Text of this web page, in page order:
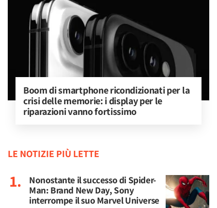
Boom di smartphone ricondizionati per la
crisi delle memorie: i display per le
riparazioni vanno fortissimo
LE NOTIZIE PIÙ LETTE
Nonostante il successo di Spider-
Man: Brand New Day, Sony
interrompe il suo Marvel Universe